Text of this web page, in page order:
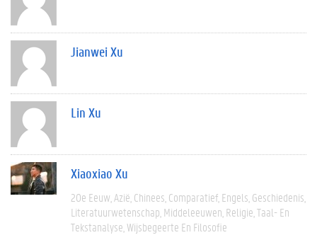
Jianwei Xu
Lin Xu
Xiaoxiao Xu
20e Eeuw Azië Chinees Comparatief Engels Geschiedenis
Literatuurwetenschap Middeleeuwen Religie Taal- En
Tekstanalyse Wijsbegeerte En Filosofie